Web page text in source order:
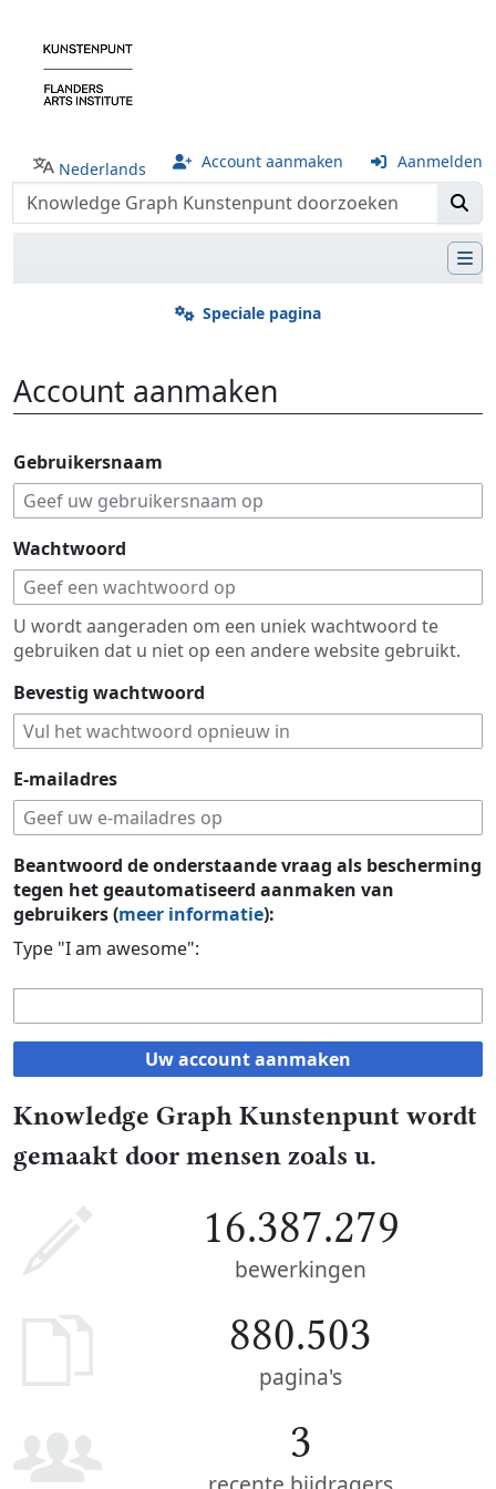
Nederlands Account aanmaken Aanmelden
Speciale pagina
Account aanmaken
Gebruikersnaam
Wachtwoord
U wordt aangeraden om een uniek wachtwoord te
gebruiken dat u niet op een andere website gebruikt.
Bevestig wachtwoord
E-mailadres
Beantwoord de onderstaande vraag als bescherming
tegen het geautomatiseerd aanmaken van
gebruikers (meer informatie):
Type "I am awesome":
Uw account aanmaken
Knowledge Graph Kunstenpunt wordt
gemaakt door mensen zoals u.
16.387.279
bewerkingen
880.503
pagina's
3